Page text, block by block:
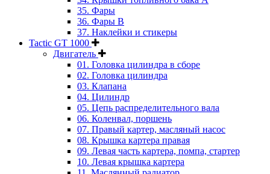
35. Фары
36. Фары B
37. Наклейки и стикеры
Tactic GT 1000
Двигатель
01. Головка цилиндра в сборе
02. Головка цилиндра
03. Клапана
04. Цилиндр
05. Цепь распределительного вала
06. Коленвал, поршень
07. Правый картер, масляный насос
08. Крышка картера правая
09. Левая часть картера, помпа, стартер
10. Левая крышка картера